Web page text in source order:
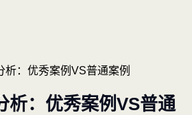
析：优秀案例VS普通案例
析：优秀案例VS普通